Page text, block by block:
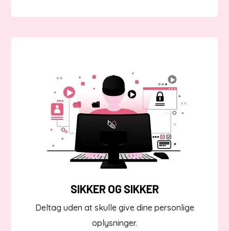
SIKKER OG SIKKER
Deltag uden at skulle give dine personlige
oplysninger.